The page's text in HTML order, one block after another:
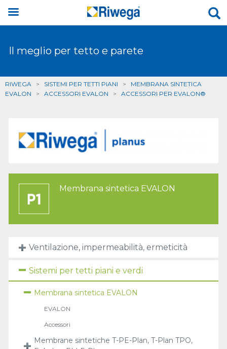
Il meglio per tetto e parete
RIWEGA > SISTEMI PER TETTI PIANI > MEMBRANA SINTETICA
EVALON > ACCESSORI EVALON > ACCESSORI PER EVALON®
Membrana sintetica EVALON
Ventilazione, impermeabilità, ermeticità
Sistemi per tetti piani e verdi
Membrana sintetica EVALON
EVALON
Accessori
Membrane sintetiche T-PE-Plan, T-Plan TPO,